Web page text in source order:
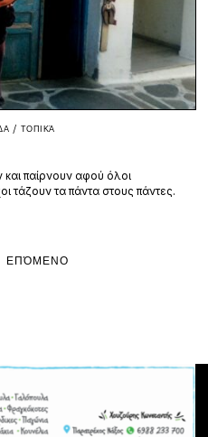
/ ΤΟΠΙΚΆ
παίρνουν αφού όλοι
τάζουν τα πάντα στους πάντες.
ΕΠΌΜΕΝΟ